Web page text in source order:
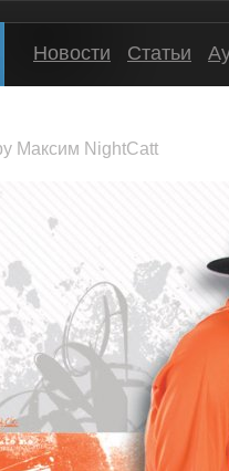
Новости Статьи
Максим NightCatt